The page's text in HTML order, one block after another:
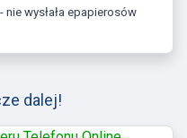
nie wysłała epapierosów
dalej!